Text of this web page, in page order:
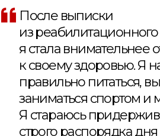
После выписки
из
я стала внимательнее
к своему здоровью. Я
правильно питаться,
заниматься спортом и
Я стараюсь
строго распорядка